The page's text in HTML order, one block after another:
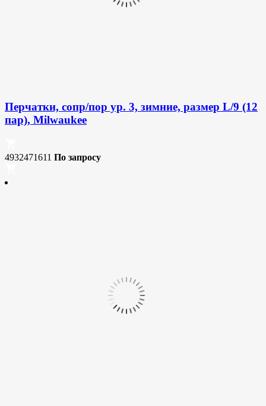
Перчатки, сопр/пор ур. 3, зимние, размер L/9 (12
пар), Milwaukee
4932471611 По запросу